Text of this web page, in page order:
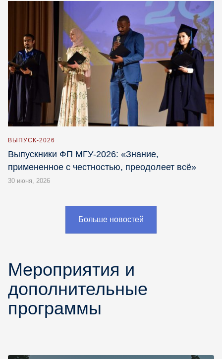
ВЫПУСК-2026
Выпускники ФП МГУ-2026: «Знание,
примененное с честностью, преодолеет всё»
30 июня, 2026
Больше новостей
Мероприятия и
дополнительные
программы